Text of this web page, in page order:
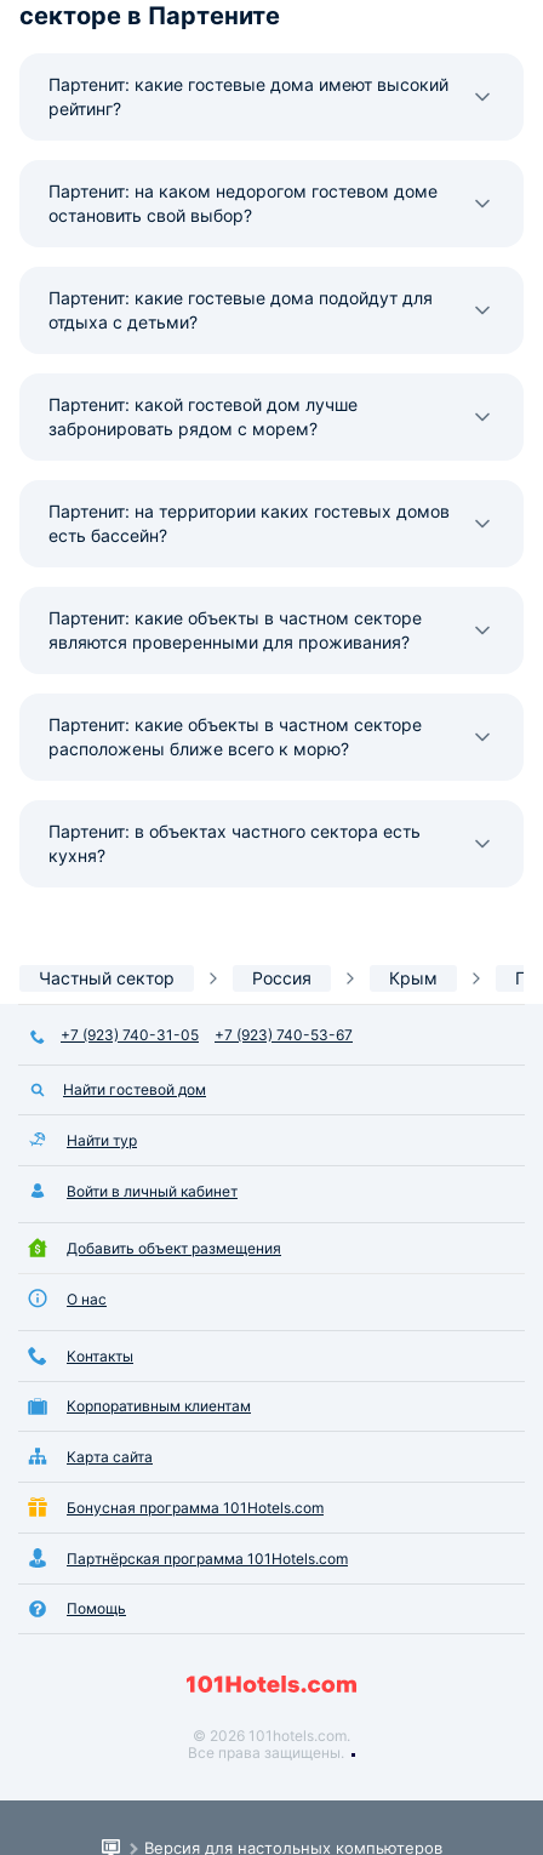
секторе в Партените
Партенит: какие гостевые дома имеют высокий
рейтинг?
Партенит: на каком недорогом гостевом доме
остановить свой выбор?
Партенит: какие гостевые дома подойдут для
отдыха с детьми?
Партенит: какой гостевой дом лучше
забронировать рядом с морем?
Партенит: на территории каких гостевых домов
есть бассейн?
Партенит: какие объекты в частном секторе
являются проверенными для проживания?
Партенит: какие объекты в частном секторе
расположены ближе всего к морю?
Партенит: в объектах частного сектора есть
кухня?
Частный сектор Россия Крым
+7 (923) 740-31-05 +7 (923) 740-53-67
Найти гостевой дом
Найти тур
Войти в личный кабинет
Добавить объект размещения
О нас
Контакты
Корпоративным клиентам
Карта сайта
Бонусная программа 101Hotels.com
Партнёрская программа 101Hotels.com
Помощь
© 2026 101hotels.com.
Все права защищены.
Версия для настольных компьютеров